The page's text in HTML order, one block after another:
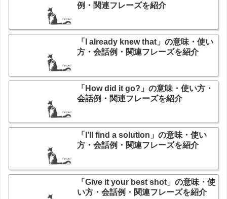
例・関連フレーズを紹介
「I already knew that」の意味・使い
方・会話例・関連フレーズを紹介
「How did it go?」の意味・使い方・
会話例・関連フレーズを紹介
「I’ll find a solution」の意味・使い
方・会話例・関連フレーズを紹介
「Give it your best shot」の意味・使
い方・会話例・関連フレーズを紹介